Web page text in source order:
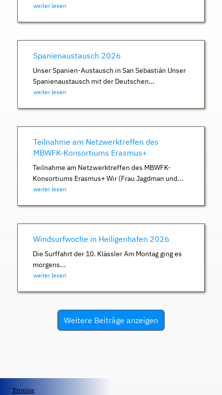
weiter lesen
Spanienaustausch 2026
Unser Spanien-Austausch in San Sebastián Unser
Spanienaustausch mit der Deutschen...
weiter lesen
Teilnahme am Netzwerktreffen des
MBWFK-Konsortiums Erasmus+
Teilnahme am Netzwerktreffen des MBWFK-
Konsortiums Erasmus+ Wir (Frau Jagdman und...
weiter lesen
Windsurfwoche in Heiligenhafen 2026
Die Surffahrt der 10. Klässler Am Montag ging es
morgens...
weiter lesen
Weitere Beiträge anzeigen
Termine